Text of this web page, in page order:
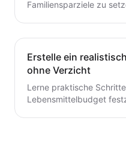
Familiensparziele zu
Erstelle ein
ohne Verzicht
Lerne praktische
Lebensmittelbudget